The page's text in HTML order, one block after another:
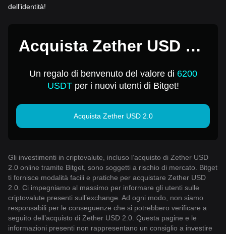
dell’identità!
Acquista Zether USD 2.0
Un regalo di benvenuto del valore di 6200
USDTper i nuovi utenti di Bitget!
Acquista Zether USD 2.0
Gli investimenti in criptovalute, incluso l’acquisto di Zether USD
2.0 online tramite Bitget, sono soggetti a rischio di mercato. Bitget
ti fornisce modalità facili e pratiche per acquistare Zether USD
2.0. Ci impegniamo al massimo per informare gli utenti sulle
criptovalute presenti sull’exchange. Ad ogni modo, non siamo
responsabili per le conseguenze che si potrebbero verificare a
seguito dell’acquisto di Zether USD 2.0. Questa pagine e le
informazioni presenti non rappresentano un consiglio a investire